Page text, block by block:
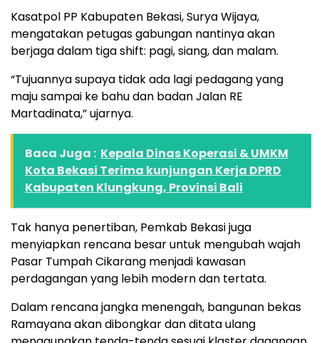
Kasatpol PP Kabupaten Bekasi, Surya Wijaya,
mengatakan petugas gabungan nantinya akan
berjaga dalam tiga shift: pagi, siang, dan malam.
“Tujuannya supaya tidak ada lagi pedagang yang
maju sampai ke bahu dan badan Jalan RE
Martadinata,” ujarnya.
Baca Juga : Kepala Dinas Koperasi & UMKM
Kota Bekasi Terima kunjungan Kerja DPRD
Kabupaten Klungkung, Provinsi Bali
Tak hanya penertiban, Pemkab Bekasi juga
menyiapkan rencana besar untuk mengubah wajah
Pasar Tumpah Cikarang menjadi kawasan
perdagangan yang lebih modern dan tertata.
Dalam rencana jangka menengah, bangunan bekas
Ramayana akan dibongkar dan ditata ulang